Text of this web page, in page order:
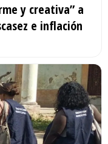
y creativa” a
e inflación